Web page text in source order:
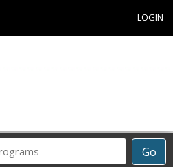
LOGIN
Go
Career